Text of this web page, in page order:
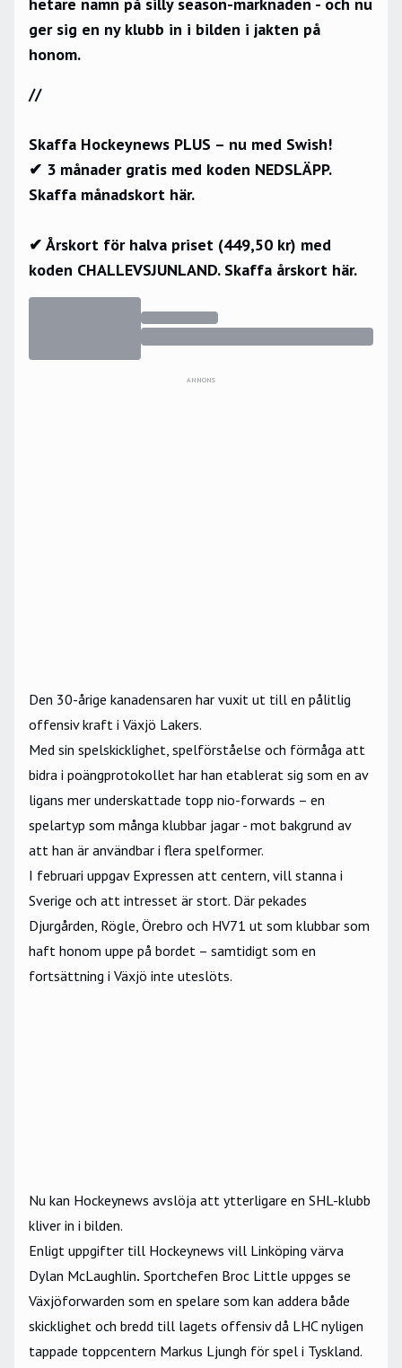
hetare namn på silly season-marknaden - och nu
ger sig en ny klubb in i bilden i jakten på
honom.
//
Skaffa Hockeynews PLUS – nu med Swish!
✔ 3 månader gratis med koden NEDSLÄPP.
Skaffa månadskort här.
✔ Årskort för halva priset (449,50 kr) med
koden CHALLEVSJUNLAND. Skaffa årskort här.
ANNONS
Den 30-årige kanadensaren har vuxit ut till en pålitlig
offensiv kraft i Växjö Lakers.
Med sin spelskicklighet, spelförståelse och förmåga att
bidra i poängprotokollet har han etablerat sig som en av
ligans mer underskattade topp nio-forwards – en
spelartyp som många klubbar jagar - mot bakgrund av
att han är användbar i flera spelformer.
I februari uppgav Expressen att centern, vill stanna i
Sverige och att intresset är stort. Där pekades
Djurgården, Rögle, Örebro och HV71 ut som klubbar som
haft honom uppe på bordet – samtidigt som en
fortsättning i Växjö inte uteslöts.
Nu kan Hockeynews avslöja att ytterligare en SHL-klubb
kliver in i bilden.
Enligt uppgifter till Hockeynews vill Linköping värva
Dylan McLaughlin. Sportchefen Broc Little uppges se
Växjöforwarden som en spelare som kan addera både
skicklighet och bredd till lagets offensiv då LHC nyligen
tappade toppcentern Markus Ljungh för spel i Tyskland.